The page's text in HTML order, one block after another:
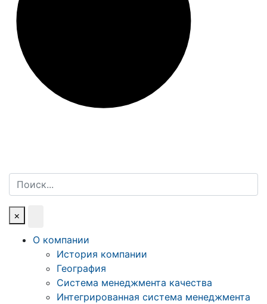
Поиск
×
О компании
История компании
География
Система менеджмента качества
Интегрированная система менеджмента